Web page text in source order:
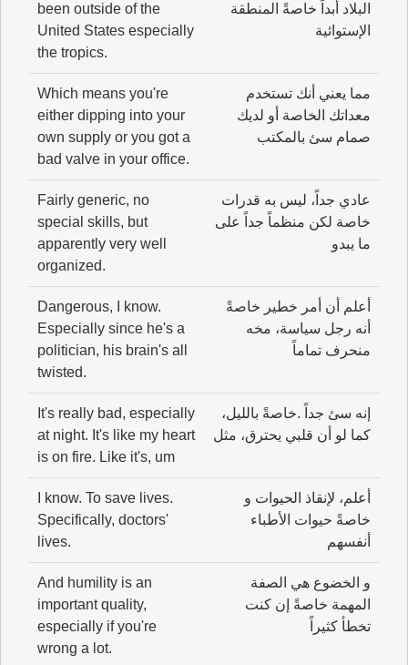
البلاد أبداً خاصةً المنطقة
الإستوائية
been outside of the
United States especially
the tropics.
مما يعني أنك تستخدم
معداتك الخاصة أو لديك
صمام سئ بالمكتب
Which means you're
either dipping into your
own supply or you got a
bad valve in your office.
عادي جداً، ليس به قدرات
خاصة لكن منظماً جداً على
ما يبدو
Fairly generic, no
special skills, but
apparently very well
organized.
أعلم أن أمر خطير خاصةً
أنه رجل سياسة، مخه
منحرف تماماً
Dangerous, I know.
Especially since he's a
politician, his brain's all
twisted.
إنه سئ جداً .خاصةً بالليل،
كما لو أن قلبي يحترق، مثل
It's really bad, especially
at night. It's like my heart
is on fire. Like it's, um
أعلم، لإنقاذ الحيوات و
خاصةً حيوات الأطباء
أنفسهم
I know. To save lives.
Specifically, doctors'
lives.
و الخضوع هي الصفة
المهمة خاصةً إن كنت
تخطأ كثيراً
And humility is an
important quality,
especially if you're
wrong a lot.